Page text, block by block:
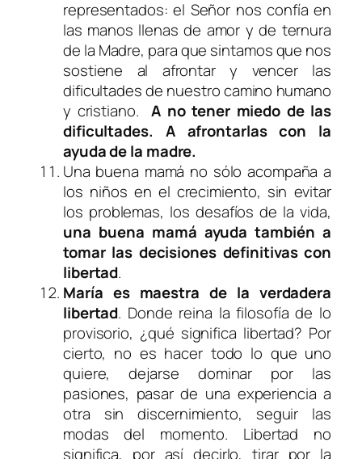
representados: el Señor nos confía en
las manos llenas de amor y de ternura
de la Madre, para que sintamos que nos
sostiene al afrontar y vencer las
dificultades de nuestro camino humano
y cristiano.A no tener miedo de las
dificultades. A afrontarlas con la
ayuda de la madre.
Una buena mamá no sólo acompaña a
los niños en el crecimiento, sin evitar
los problemas, los desafíos de la vida,
una buena mamá ayuda también a
tomar las decisiones definitivas con
libertad.
María es maestra de la verdadera
libertad. Donde reina la filosofía de lo
provisorio, ¿qué significa libertad? Por
cierto, no es hacer todo lo que uno
quiere, dejarse dominar por las
pasiones, pasar de una experiencia a
otra sin discernimiento, seguir las
modas del momento. Libertad no
significa, por así decirlo, tirar por la